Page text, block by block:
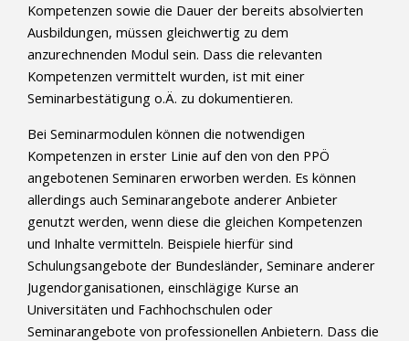
Kompetenzen sowie die Dauer der bereits absolvierten
Ausbildungen, müssen gleichwertig zu dem
anzurechnenden Modul sein. Dass die relevanten
Kompetenzen vermittelt wurden, ist mit einer
Seminarbestätigung o.Ä. zu dokumentieren.
Bei Seminarmodulen können die notwendigen
Kompetenzen in erster Linie auf den von den PPÖ
angebotenen Seminaren erworben werden. Es können
allerdings auch Seminarangebote anderer Anbieter
genutzt werden, wenn diese die gleichen Kompetenzen
und Inhalte vermitteln. Beispiele hierfür sind
Schulungsangebote der Bundesländer, Seminare anderer
Jugendorganisationen, einschlägige Kurse an
Universitäten und Fachhochschulen oder
Seminarangebote von professionellen Anbietern. Dass die